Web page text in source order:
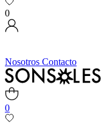
0
Nosotros Contacto
0